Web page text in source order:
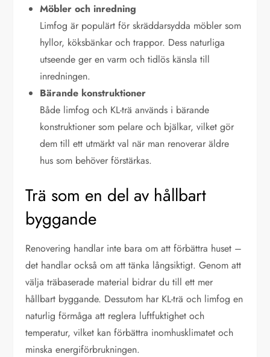
Möbler och inredning
Limfog är populärt för skräddarsydda möbler som
hyllor, köksbänkar och trappor. Dess naturliga
utseende ger en varm och tidlös känsla till
inredningen.
Bärande konstruktioner
Både limfog och KL-trä används i bärande
konstruktioner som pelare och bjälkar, vilket gör
dem till ett utmärkt val när man renoverar äldre
hus som behöver förstärkas.
Trä som en del av hållbart
byggande
Renovering handlar inte bara om att förbättra huset –
det handlar också om att tänka långsiktigt. Genom att
välja träbaserade material bidrar du till ett mer
hållbart byggande. Dessutom har KL-trä och limfog en
naturlig förmåga att reglera luftfuktighet och
temperatur, vilket kan förbättra inomhusklimatet och
minska energiförbrukningen.